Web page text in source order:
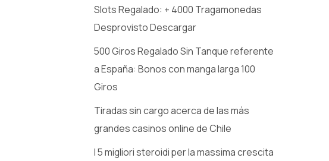
Slots Regalado: + 4000 Tragamonedas
Desprovisto Descargar
500 Giros Regalado Sin Tanque referente
a España: Bonos con manga larga 100
Giros
Tiradas sin cargo acerca de las más
grandes casinos online de Chile
I 5 migliori steroidi per la massima crescita